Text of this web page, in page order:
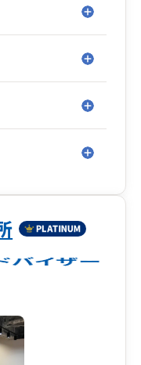
金の流れに特徴
態を踏まえたご